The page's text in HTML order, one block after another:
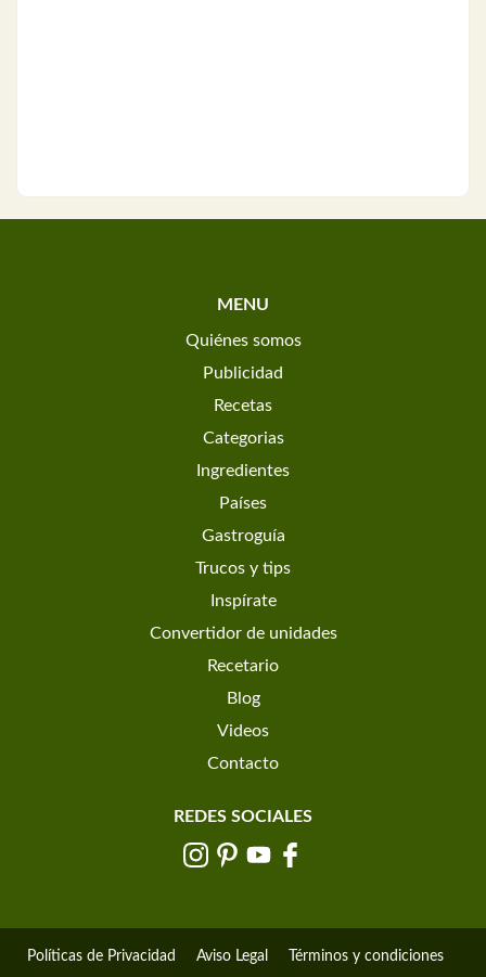
MENU
Quiénes somos
Publicidad
Recetas
Categorias
Ingredientes
Países
Gastroguía
Trucos y tips
Inspírate
Convertidor de unidades
Recetario
Blog
Videos
Contacto
REDES SOCIALES
Políticas de Privacidad Aviso Legal Términos y condiciones